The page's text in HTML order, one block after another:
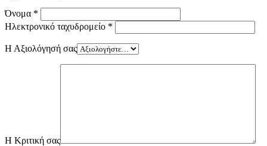
Όνομα *
Ηλεκτρονικό ταχυδρομείο *
Η Αξιολόγησή σας
Η Κριτική σας